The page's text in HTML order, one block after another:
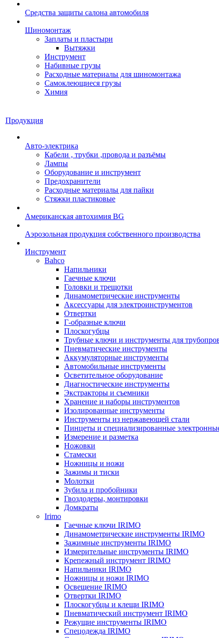
Средства защиты салона автомобиля
Шиномонтаж
Заплаты и пластыри
Вытяжки
Инструмент
Набивные грузы
Расходные материалы для шиномонтажа
Самоклеющиеся грузы
Химия
Продукция
Авто-электрика
Кабели , трубки ,провода и разъёмы
Лампы
Оборудование и инструмент
Предохранители
Расходные материалы для пайки
Стяжки пластиковые
Американская автохимия BG
Аэрозольная продукция собственного производства
Инструмент
Bahco
Напильники
Гаечные ключи
Головки и трещотки
Динамометрические инструменты
Аксессуары для электроинструментов
Отвертки
Г-образные ключи
Плоскогубцы
Трубные ключи и инструменты для
Пневматические инструменты
Аккумуляторные инструменты
Автомобильные инструменты
Осветительное оборудование
Диагностические инструменты
Экстракторы и съемники
Хранение и наборы инструментов
Изолированные инструменты
Инструменты из нержавеющей стали
Пинцеты и специализированные
Измерение и разметка
Ножовки
Стамески
Ножницы и ножи
Зажимы и тиски
Молотки
Зубила и пробойники
Гвоздодеры, монтировки
Домкраты
Irimo
Гаечные ключи IRIMO
Динамометрические инструменты IRIMO
Зажимные инструменты IRIMO
Измерительные инструменты IRIMO
Крепежный инструмент IRIMO
Напильники IRIMO
Ножницы и ножи IRIMO
Освещение IRIMO
Отвертки IRIMO
Плоскогубцы и клещи IRIMO
Пневматический инструмент IRIMO
Режущие инструменты IRIMO
Спецодежда IRIMO